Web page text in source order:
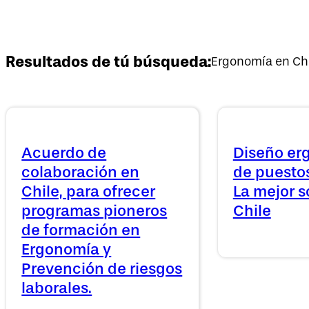
Resultados de tú búsqueda:Ergonomía en
Acuerdo de
colaboración en
Chile, para ofrecer
programas pioneros
de formación en
Ergonomía y
Prevención de riesgos
laborales.
Diseño
de
La mejor
Chile